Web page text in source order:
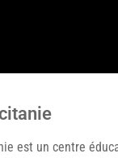
est un centre